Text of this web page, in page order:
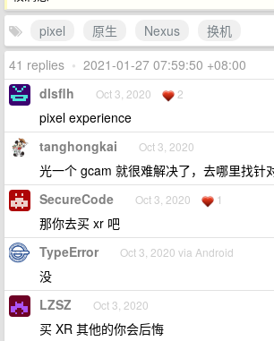
pixel
原生 Nexus
换机
41 replies • 2021-01-27 07:59:50 +08:00
dlsflh Oct 3, 2020 2
pixel experience
tanghongkai Oct 3, 2020
光一个 gcam 就很难解决了，去哪里找针
SecureCode Oct 3, 2020 1
那你去买 xr 吧
TypeError Oct 3, 2020 via Android
没
LZSZ Oct 3, 2020
买 XR 其他的你会后悔